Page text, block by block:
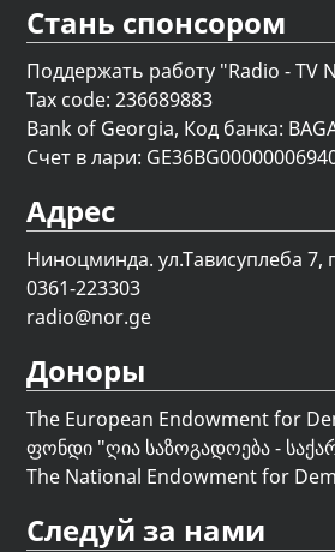
Стань спонсором
Поддержать работу "Radio - TV
Tax code: 236689883
Bank of Georgia, Код банка:
Счет в лари:
Адрес
Ниноцминда. ул.Тависуплеба 7,
0361-223303
radio@nor.ge
Доноры
The European Endowment for
ფონდი "ღია საზოგადოება -
The National Endowment for
Следуй за нами